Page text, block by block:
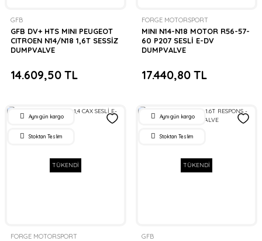
GFB
GFB DV+ HTS MINI PEUGEOT
CITROEN N14/N18 1,6T SESSİZ
DUMPVALVE
14.609,50 TL
FORGE MOTORSPORT
MINI N14-N18 MOTOR R56-57-
60 P207 SESLİ E-DV
DUMPVALVE
17.440,80 TL
TÜKENDİ
Aynı gün kargo
Stoktan Teslim
FORGE MOTORSPORT
TÜKENDİ
Aynı gün kargo
Stoktan Teslim
GFB